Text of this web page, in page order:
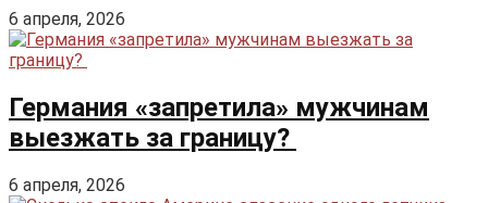
6 апреля, 2026
Германия «запретила» мужчинам
выезжать за границу?
6 апреля, 2026